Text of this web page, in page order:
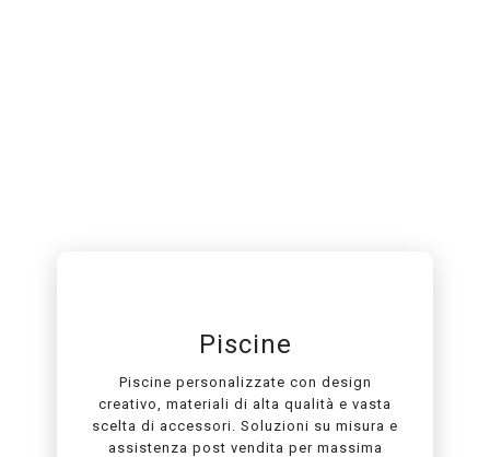
Piscine
Piscine personalizzate con design
creativo, materiali di alta qualità e vasta
scelta di accessori. Soluzioni su misura e
assistenza post vendita per massima